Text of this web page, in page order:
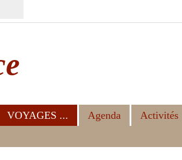
VOYAGES ... Agenda Activités